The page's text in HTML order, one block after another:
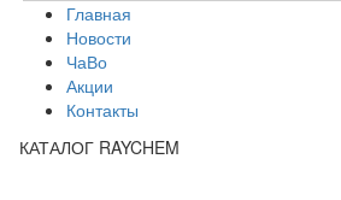
Главная
Новости
ЧаВо
Акции
Контакты
КАТАЛОГ RAYCHEM